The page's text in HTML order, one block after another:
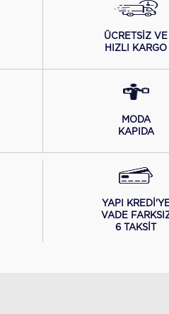
ÜCRETSİZ VE
HIZLI KARGO
MODA
KAPIDA
YAPI
VADE
6 TAKSİT